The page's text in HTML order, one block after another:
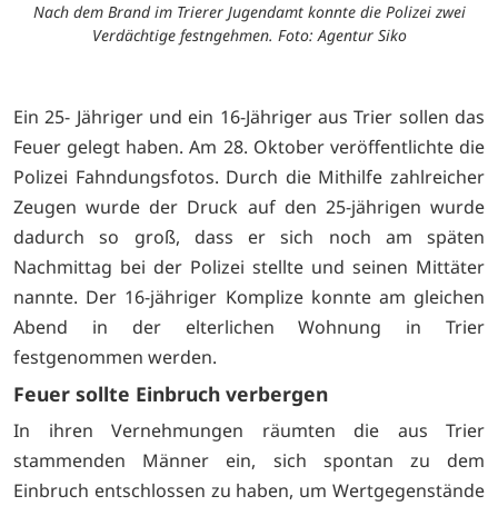
Nach dem Brand im Trierer Jugendamt konnte die Polizei zwei
Verdächtige festngehmen. Foto: Agentur Siko
Ein 25- Jähriger und ein 16-Jähriger aus Trier sollen das
Feuer gelegt haben. Am 28. Oktober veröffentlichte die
Polizei Fahndungsfotos. Durch die Mithilfe zahlreicher
Zeugen wurde der Druck auf den 25-jährigen wurde
dadurch so groß, dass er sich noch am späten
Nachmittag bei der Polizei stellte und seinen Mittäter
nannte. Der 16-jähriger Komplize konnte am gleichen
Abend in der elterlichen Wohnung in Trier
festgenommen werden.
Feuer sollte Einbruch verbergen
In ihren Vernehmungen räumten die aus Trier
stammenden Männer ein, sich spontan zu dem
Einbruch entschlossen zu haben, um Wertgegenstände